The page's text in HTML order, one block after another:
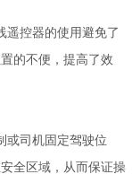
遥控器的使用避免了
的不便，提高了效
或司机固定驾驶位
全区域，从而保证操